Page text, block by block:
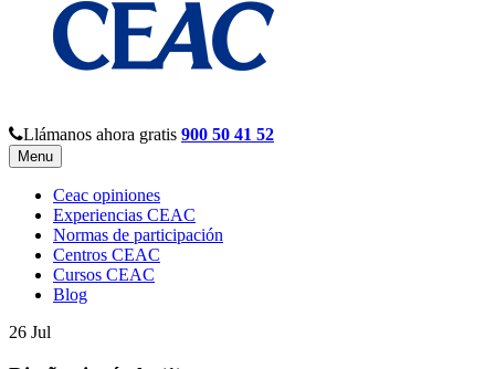
Llámanos ahora gratis 900 50 41 52
Menu
Ceac opiniones
Experiencias CEAC
Normas de participación
Centros CEAC
Cursos CEAC
Blog
26 Jul